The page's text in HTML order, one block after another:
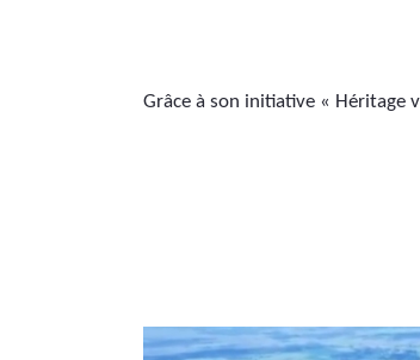
Grâce à son initiative « Héritage